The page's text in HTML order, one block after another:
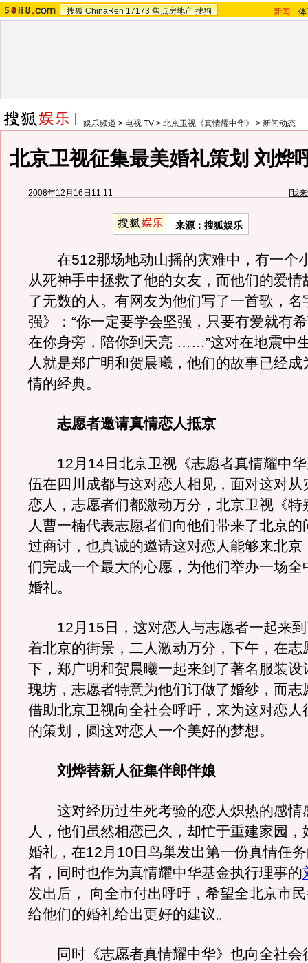
搜狐 ChinaRen 17173 焦点房地产 搜狗 新闻 -
娱乐频道 > 电视 TV > 北京卫视《真情耀中华》 > 新闻动态
北京卫视征集最美婚礼策划 刘烨
2008年12月16日11:11 [我
来源：搜狐娱乐
在512那场地动山摇的灾难中，有一个
从死神手中拯救了他的女友，而他们的爱情
了无数的人。有网友为他们写了一首歌，名
强》：“你一定要学会坚强，只要有爱就有
在你身旁，陪你到天亮 ……”这对在地震中
人就是郑广明和贺晨曦，他们的故事已经成
情的经典。
志愿者邀请真情恋人抵京
12月14日北京卫视《志愿者真情耀中华
伍在四川成都与这对恋人相见，面对这对从
恋人，志愿者们都激动万分，北京卫视《特
人曹一楠代表志愿者们向他们带来了北京的
过商讨，也真诚的邀请这对恋人能够来北京
们完成一个最大的心愿，为他们举办一场全
婚礼。
12月15日，这对恋人与志愿者一起来到
着北京的街景，二人激动万分，下午，在志
下，郑广明和贺晨曦一起来到了著名服装设
瑰坊，志愿者特意为他们订做了婚纱，而志
借助北京卫视向全社会呼吁，来为这对恋人
的策划，圆这对恋人一个美好的梦想。
刘烨替新人征集伴郎伴娘
这对经历过生死考验的恋人炽热的感情
人，他们虽然相恋已久，却忙于重建家园，
婚礼，在12月10日鸟巢发出第一份真情任
者，同时也作为真情耀中华基金执行理事的
发出后， 向全市付出呼吁，希望全北京市
给他们的婚礼给出更好的建议。
同时《志愿者真情耀中华》也向全社会